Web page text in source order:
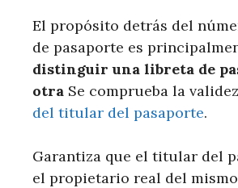
El propósito detrás del
de pasaporte es
distinguir una libreta de
otra Se comprueba la
del titular del pasaporte.
Garantiza que el titular del
el propietario real del